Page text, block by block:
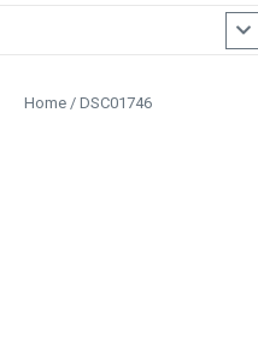
Home / DSC01746